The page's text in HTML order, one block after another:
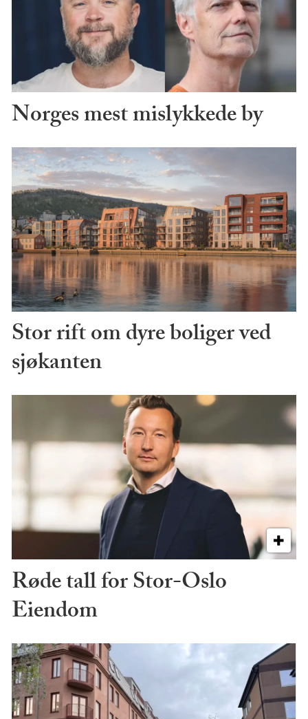
Norges mest mislykkede by
Stor rift om dyre boliger ved
sjøkanten
Røde tall for Stor-Oslo
Eiendom